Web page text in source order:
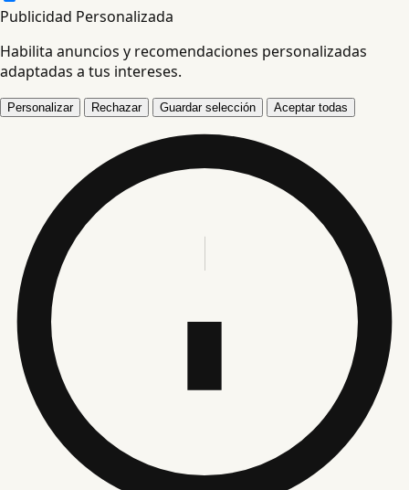
Publicidad Personalizada
Habilita anuncios y recomendaciones personalizadas
adaptadas a tus intereses.
Personalizar Rechazar Guardar selección Aceptar todas